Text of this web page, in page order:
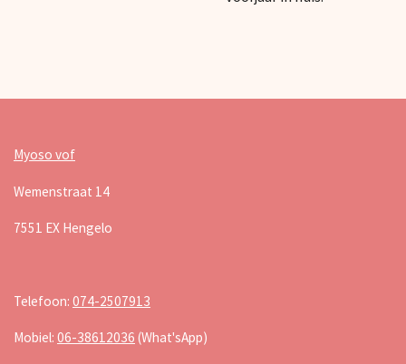
Myoso vof
Wemenstraat 14
7551 EX Hengelo
Telefoon: 074-2507913
Mobiel: 06-38612036 (What'sApp)